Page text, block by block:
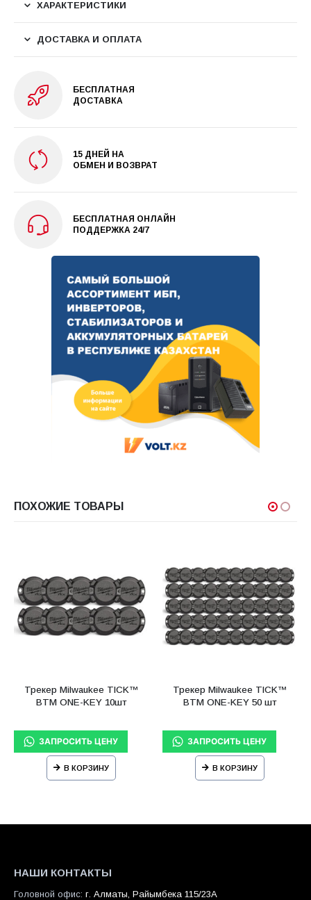
ХАРАКТЕРИСТИКИ
ДОСТАВКА И ОПЛАТА
БЕСПЛАТНАЯ
ДОСТАВКА
15 ДНЕЙ НА
ОБМЕН И ВОЗВРАТ
БЕСПЛАТНАЯ ОНЛАЙН
ПОДДЕРЖКА 24/7
ПОХОЖИЕ ТОВАРЫ
Трекер Milwaukee TICK™
BTM ONE-KEY 10шт
В КОРЗИНУ
Трекер Milwaukee TICK™
BTM ONE-KEY 50 шт
В КОРЗИНУ
НАШИ КОНТАКТЫ
Головной офис: г. Алматы, Райымбека 115/23A